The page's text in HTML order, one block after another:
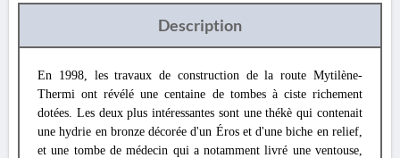
Description
En 1998, les travaux de construction de la route Mytilène-
Thermi ont révélé une centaine de tombes à ciste richement
dotées. Les deux plus intéressantes sont une thékè qui contenait
une hydrie en bronze décorée d'un Éros et d'une biche en relief,
et une tombe de médecin qui a notamment livré une ventouse,